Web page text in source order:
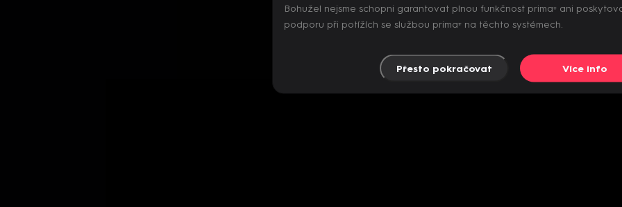
Bohužel nejsme schopni garantovat plnou funkčnost prima+ ani
podporu při potížích se službou prima+ na těchto systémech.
Přesto pokračovat Více info